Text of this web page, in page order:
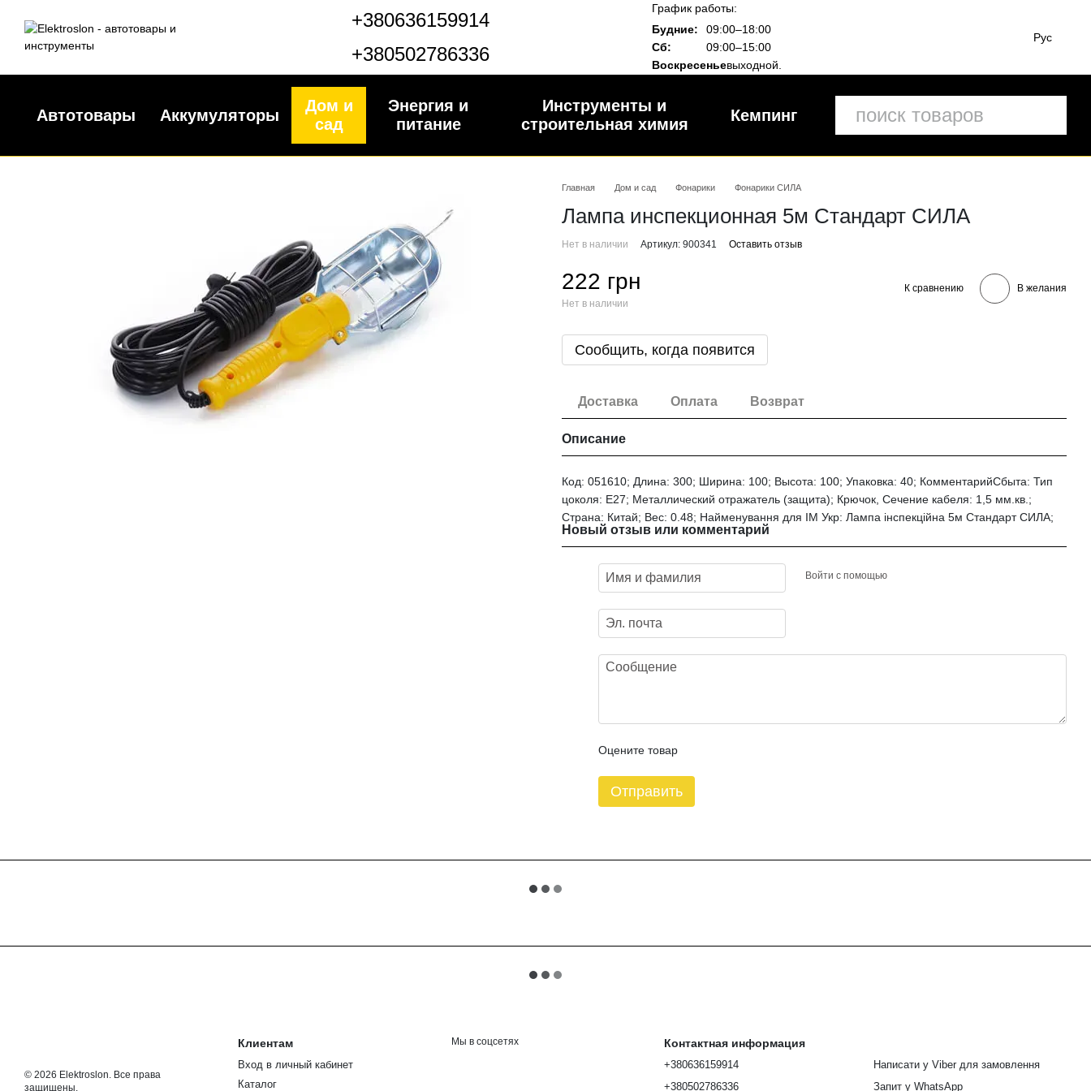
+380636159914
+380502786336
График работы:
Будние:
09:00–18:00
Сб:
09:00–15:00
Воскресеньевыходной.
Рус
Автотовары Аккумуляторы
Дом и
сад
Энергия и
питание
Инструменты и
строительная химия
Кемпинг
Главная Дом и сад Фонарики Фонарики СИЛА
Лампа инспекционная 5м Стандарт СИЛА
Нет в наличии Артикул: 900341 Оставить отзыв
222 грн
Нет в наличии
К сравнению В желания
Сообщить, когда появится
Доставка Оплата Возврат
Описание
Код: 051610; Длина: 300; Ширина: 100; Высота: 100; Упаковка: 40; КомментарийСбыта: Тип
цоколя: E27; Металлический отражатель (защита); Крючок, Сечение кабеля: 1,5 мм.кв.;
Страна: Китай; Вес: 0.48; Найменування для ІМ Укр: Лампа інспекційна 5м Стандарт СИЛА;
Новый отзыв или комментарий
Войти с помощью
Оцените товар
Отправить
© 2026 Elektroslon. Все права
защищены.
Клиентам
Вход в личный кабинет
Каталог
Мы в соцсетях Контактная информация
+380636159914
+380502786336
Написати у Viber для замовлення
Запит у WhatsApp